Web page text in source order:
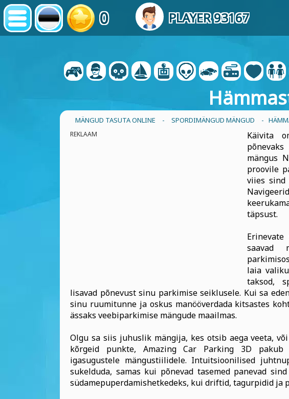
0 PLAYER 93167
MÄNGUD TASUTA ONLINE - SPORDIMÄNGUD MÄNGUD -
REKLAAM
Käivita
mängus
proovile
viies sind
täpsust.
saavad
laia
taksod,
lisavad põnevust sinu parkimise seiklusele. Kui sa
sinu ruumitunne ja oskus manööverdada kitsastes
ässaks veebiparkimise mängude maailmas.
Olgu sa siis juhuslik mängija, kes otsib aega veeta,
kõrgeid punkte, Amazing Car Parking 3D pakub
igasugustele mängustiilidele. Intuitsioonilised
sukelduda, samas kui põnevad tasemed panevad
südamepuperdamishetkedeks, kui driftid, tagurpidid ja